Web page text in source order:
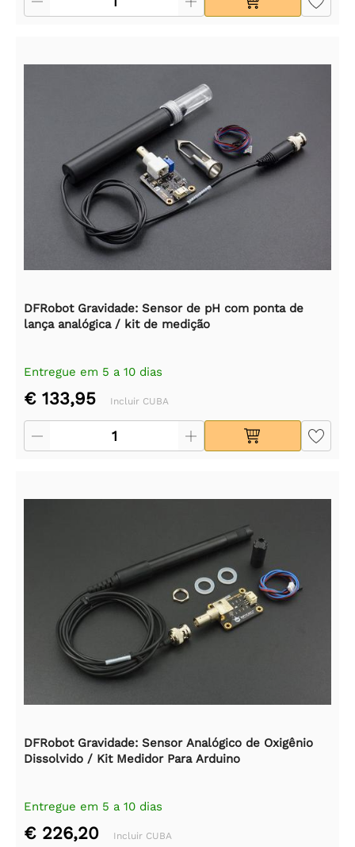
DFRobot Gravidade: Sensor de pH com ponta de
lança analógica / kit de medição
Entregue em 5 a 10 dias
€ 133,95 Incluir CUBA
DFRobot Gravidade: Sensor Analógico de Oxigênio
Dissolvido / Kit Medidor Para Arduino
Entregue em 5 a 10 dias
€ 226,20 Incluir CUBA